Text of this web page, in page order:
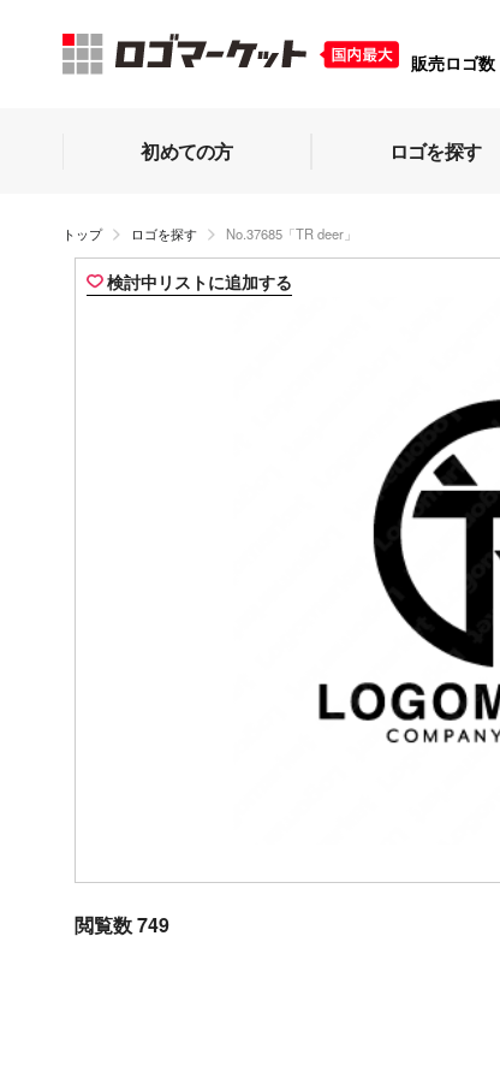
販売ロゴ数
初めての方 ロゴを探す
トップ ロゴを探す No.37685「TR deer」
検討中リストに追加する
閲覧数 749